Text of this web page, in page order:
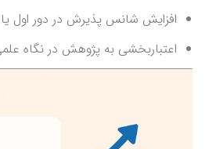
افزایش شانس پذیرش در دور اول
اعتباربخشی به پژوهش در نگاه